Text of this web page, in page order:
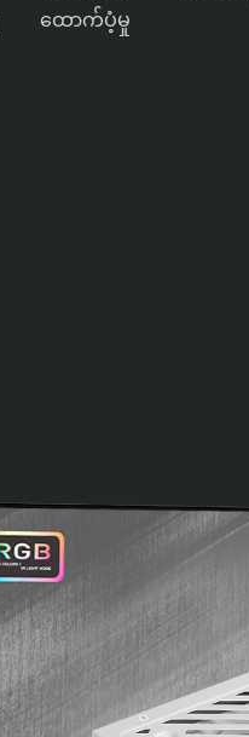
ထောက်ပံ့မှု